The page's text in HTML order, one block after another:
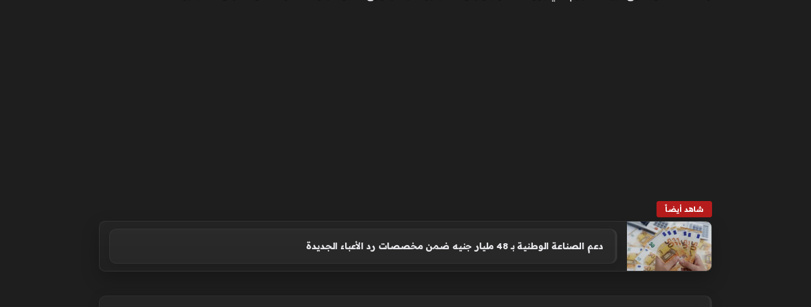
شاهد أيضاً
دعم الصناعة الوطنية بـ 48 مليار جنيه ضمن مخصصات رد الأعباء الجديدة